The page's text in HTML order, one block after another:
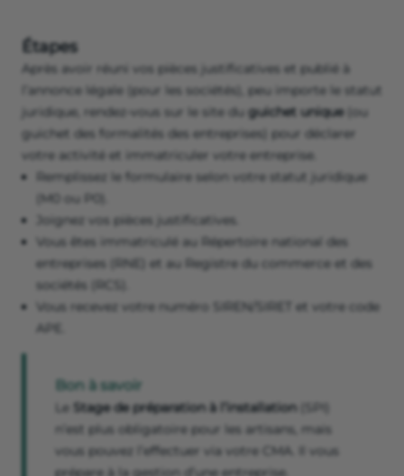
Étapes
Après avoir réuni vos pièces justificatives et publié à
l’annonce légale (pour les sociétés), peu importe le statut
juridique, rendez-vous sur le site du guichet unique(ou
guichet des formalités des entreprises) pour déclarer
votre activité et immatriculer votre entreprise.
Remplissez le formulaire selon votre statut juridique
(M0 ou P0).
Joignez vos pièces justificatives.
Vous êtes immatriculé au Répertoire national des
entreprises (RNE) et au Registre du commerce et des
sociétés (RCS).
Vous recevez votre numéro SIREN/SIRET et votre code
APE.
Bon à savoir
Le Stage de préparation à l’installation
n’est plus obligatoire pour les artisans, mais
vous pouvez l’effectuer via votre CMA. Il vous
prépare à la gestion d’une entreprise.